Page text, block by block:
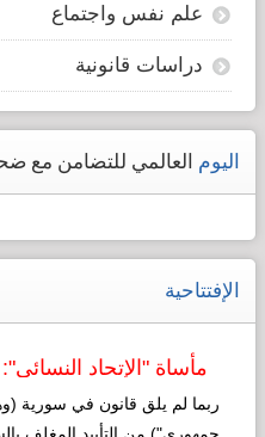
علم نفس واجتماع
دراسات قانونية
اليوم العالمي للتضامن مع
الإفتتاحية
مأساة "الإتحاد
لـ"التطوير"!
ربما لم يلق قانون في سورية